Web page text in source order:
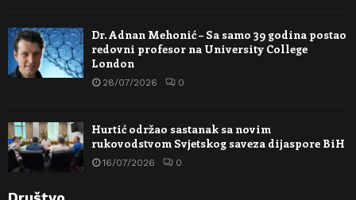
Dr. Adnan Mehonić – Sa samo 39 godina postao
redovni profesor na University College
London
28/07/2026 0
Hurtić održao sastanak sa novim
rukovodstvom Svjetskog saveza dijaspore BiH
16/07/2026 0